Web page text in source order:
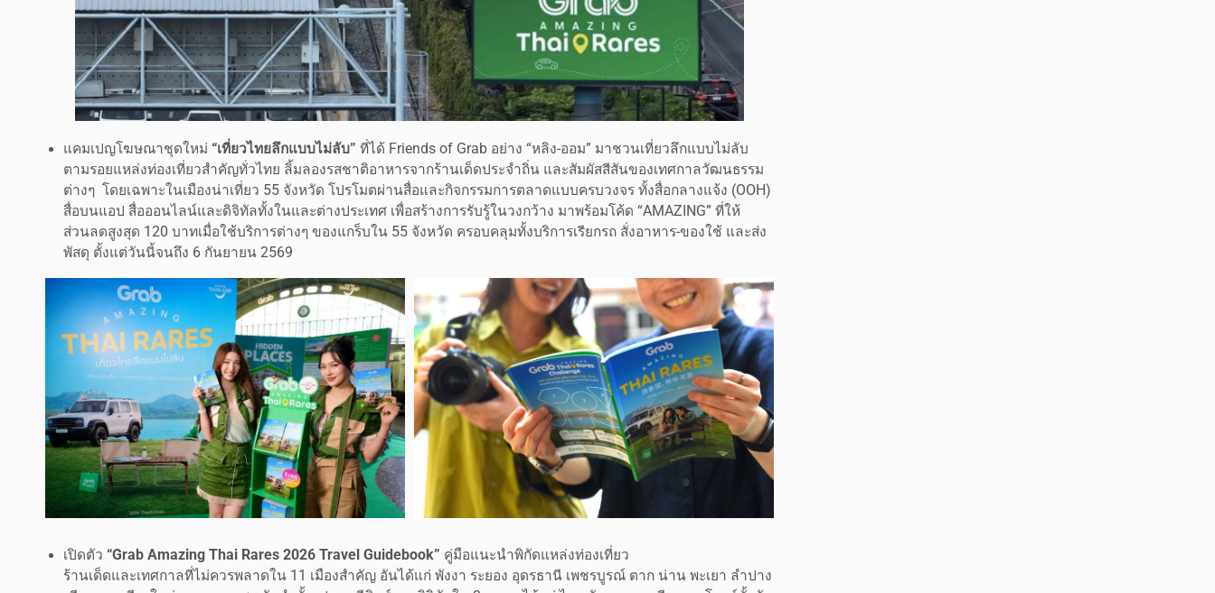
แคมเปญโฆษณาชุดใหม่ “เที่ยวไทยลึกแบบไม่ลับ” ที่ได้ Friends of Grab อย่าง “หลิง-ออม” มาชวนเที่ยวลึกแบบไม่ลับ
ตามรอยแหล่งท่องเที่ยวสำคัญทั่วไทย ลิ้มลองรสชาติอาหารจากร้านเด็ดประจำถิ่น และสัมผัสสีสันของเทศกาลวัฒนธรรม
ต่างๆ โดยเฉพาะในเมืองน่าเที่ยว 55 จังหวัด โปรโมตผ่านสื่อและกิจกรรมการตลาดแบบครบวงจร ทั้งสื่อกลางแจ้ง (OOH)
สื่อบนแอป สื่อออนไลน์และดิจิทัลทั้งในและต่างประเทศ เพื่อสร้างการรับรู้ในวงกว้าง มาพร้อมโค้ด “AMAZING” ที่ให้
ส่วนลดสูงสุด 120 บาทเมื่อใช้บริการต่างๆ ของแกร็บใน 55 จังหวัด ครอบคลุมทั้งบริการเรียกรถ สั่งอาหาร-ของใช้ และส่ง
พัสดุ ตั้งแต่วันนี้จนถึง 6 กันยายน 2569
เปิดตัว “Grab Amazing Thai Rares 2026 Travel Guidebook” คู่มือแนะนำพิกัดแหล่งท่องเที่ยว
ร้านเด็ดและเทศกาลที่ไม่ควรพลาดใน 11 เมืองสำคัญ อันได้แก่ พังงา ระยอง อุดรธานี เพชรบูรณ์ ตาก น่าน พะเยา ลำปาง